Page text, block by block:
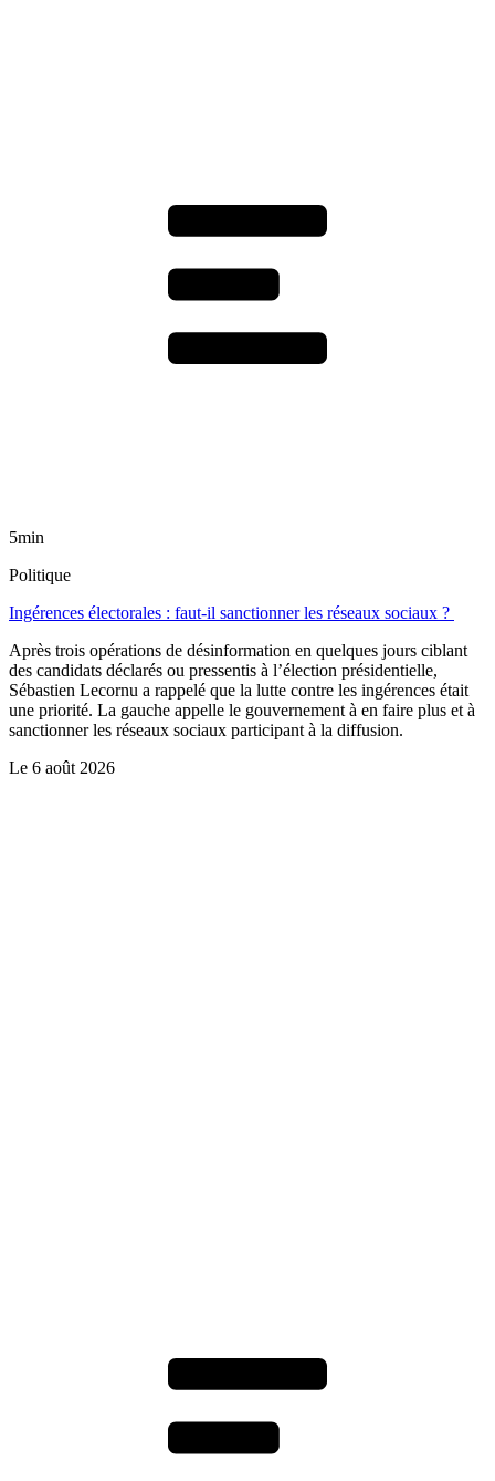
5min
Politique
Ingérences électorales : faut-il sanctionner les réseaux sociaux ?
Après trois opérations de désinformation en quelques jours ciblant
des candidats déclarés ou pressentis à l’élection présidentielle,
Sébastien Lecornu a rappelé que la lutte contre les ingérences était
une priorité. La gauche appelle le gouvernement à en faire plus et à
sanctionner les réseaux sociaux participant à la diffusion.
Le 6 août 2026